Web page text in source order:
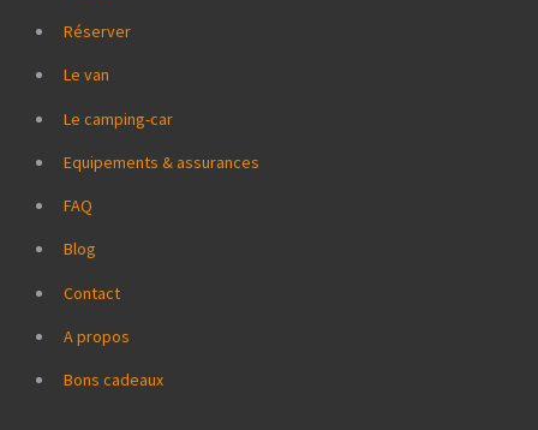
Réserver
Le van
Le camping-car
Equipements & assurances
FAQ
Blog
Contact
A propos
Bons cadeaux